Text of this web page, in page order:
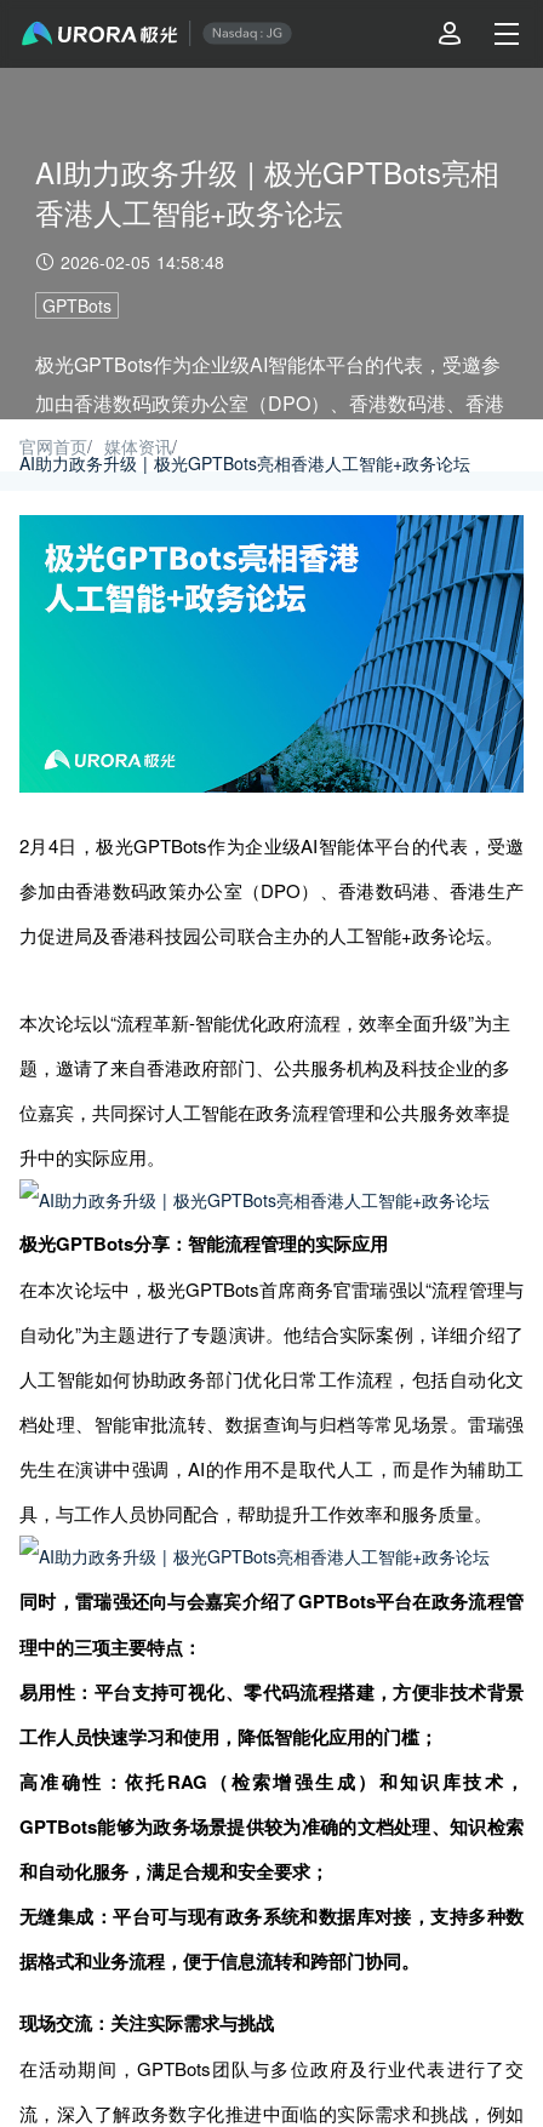
AI助力政务升级 | 极光GPTBots亮相
香港人工智能+政务论坛
2026-02-05 14:58:48
GPTBots
极光GPTBots作为企业级AI智能体平台的代表，受邀参
加由香港数码政策办公室（DPO）、香港数码港、香港
生产力促进局及香港科技园公司联合主办的人工智能
+政务论坛。
官网首页/ 媒体资讯/
AI助力政务升级 | 极光GPTBots亮相香港人工智能+政务论坛
2月4日，极光GPTBots作为企业级AI智能体平台的代表，受邀
参加由香港数码政策办公室（DPO）、香港数码港、香港生产
力促进局及香港科技园公司联合主办的人工智能+政务论坛。
本次论坛以“流程革新-智能优化政府流程，效率全面升级”为主
题，邀请了来自香港政府部门、公共服务机构及科技企业的多
位嘉宾，共同探讨人工智能在政务流程管理和公共服务效率提
升中的实际应用。
极光GPTBots分享：智能流程管理的实际应用
在本次论坛中，极光GPTBots首席商务官雷瑞强以“流程管理与
自动化”为主题进行了专题演讲。他结合实际案例，详细介绍了
人工智能如何协助政务部门优化日常工作流程，包括自动化文
档处理、智能审批流转、数据查询与归档等常见场景。雷瑞强
先生在演讲中强调，AI的作用不是取代人工，而是作为辅助工
具，与工作人员协同配合，帮助提升工作效率和服务质量。
同时，雷瑞强还向与会嘉宾介绍了GPTBots平台在政务流程管
理中的三项主要特点：
易用性：平台支持可视化、零代码流程搭建，方便非技术背景
工作人员快速学习和使用，降低智能化应用的门槛；
高准确性：依托RAG（检索增强生成）和知识库技术，
GPTBots能够为政务场景提供较为准确的文档处理、知识检索
和自动化服务，满足合规和安全要求；
无缝集成：平台可与现有政务系统和数据库对接，支持多种数
据格式和业务流程，便于信息流转和跨部门协同。
现场交流：关注实际需求与挑战
在活动期间，GPTBots团队与多位政府及行业代表进行了交
流，深入了解政务数字化推进中面临的实际需求和挑战，例如